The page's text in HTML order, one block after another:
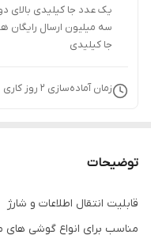
یک عدد جا کیلیدی بالای
سه میلیون ارسال رایگان
جا کیلیدی
زمان آماده‌سازی 2 روز کاری
توضیحات
قابلیت انتقال اطلاعات و شارژ
مناسب برای انواع گوشی های